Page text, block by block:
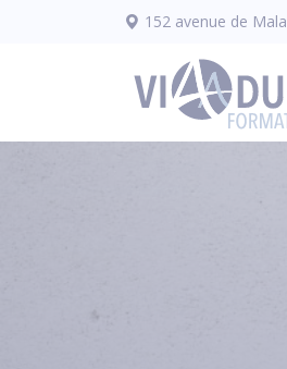
152 avenue de
Panneau de gestion des cookies